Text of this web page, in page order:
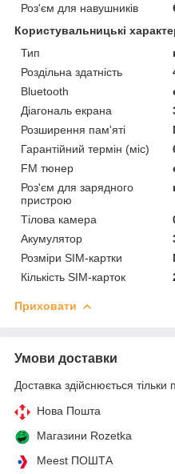
Роз'єм для навушників
Користувальницькі
Тип
Роздільна здатність
Bluetooth
Діагональ екрана
Розширення пам'яті
Гарантійний термін (міс)
FM тюнер
Роз'єм для зарядного
пристрою
Тілова камера
Акумулятор
Розміри SIM-картки
Кількість SIM-карток
Приховати
Умови доставки
Доставка здійснюється тільки
Нова Пошта
Магазини Rozetka
Meest ПОШТА